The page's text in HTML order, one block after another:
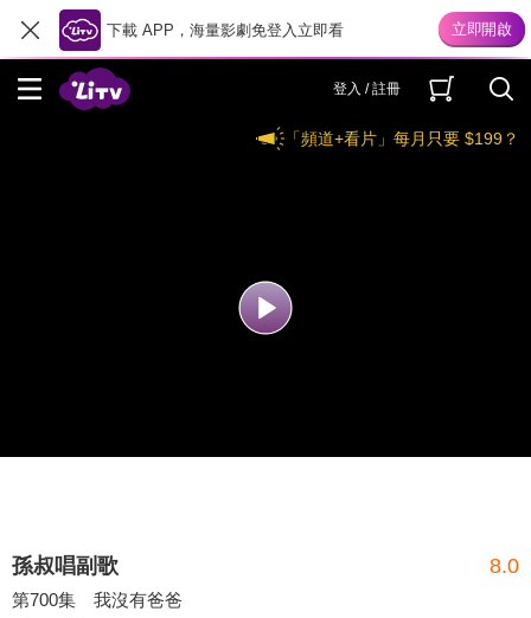
下載 APP，海量影劇免登入立即看
登入 / 註冊
「頻道+看片」每月只要 $199？
孫叔唱副歌 8.0
第700集 我沒有爸爸